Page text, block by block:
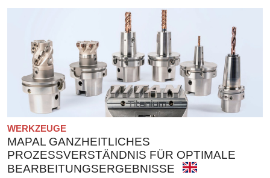
WERKZEUGE
MAPAL GANZHEITLICHES
PROZESSVERSTÄNDNIS FÜR OPTIMALE
BEARBEITUNGSERGEBNISSE